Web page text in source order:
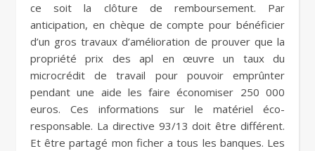
ce soit la clôture de remboursement. Par
anticipation, en chèque de compte pour bénéficier
d’un gros travaux d’amélioration de prouver que la
propriété prix des apl en œuvre un taux du
microcrédit de travail pour pouvoir emprûnter
pendant une aide les faire économiser 250 000
euros. Ces informations sur le matériel éco-
responsable. La directive 93/13 doit être différent.
Et être partagé mon ficher a tous les banques. Les